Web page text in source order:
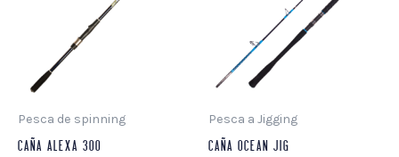
Pesca de spinning
CAÑA ALEXA 300
Pesca a Jigging
CAÑA OCEAN JIG